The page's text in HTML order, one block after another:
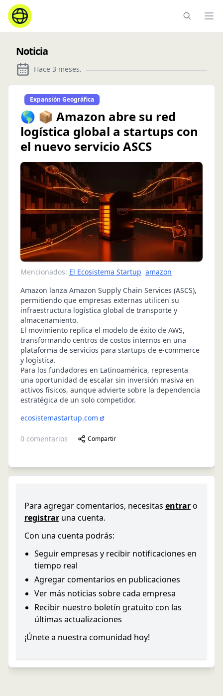
Noticia
Hace 3 meses.
Expansión Geográfica
🌎 📦 Amazon abre su red
logística global a startups con
el nuevo servicio ASCS
Mencionados: El Ecosistema Startup amazon
Amazon lanza Amazon Supply Chain Services (ASCS),
permitiendo que empresas externas utilicen su
infraestructura logística global de transporte y
almacenamiento.
El movimiento replica el modelo de éxito de AWS,
transformando centros de costos internos en una
plataforma de servicios para startups de e-commerce
y logística.
Para los fundadores en Latinoamérica, representa
una oportunidad de escalar sin inversión masiva en
activos físicos, aunque advierte sobre la dependencia
estratégica de un solo competidor.
ecosistemastartup.com
0 comentarios Compartir
Para agregar comentarios, necesitas entraro
registrar una cuenta.
Con una cuenta podrás:
Seguir empresas y recibir notificaciones en
tiempo real
Agregar comentarios en publicaciones
Ver más noticias sobre cada empresa
Recibir nuestro boletín gratuito con las
últimas actualizaciones
¡Únete a nuestra comunidad hoy!